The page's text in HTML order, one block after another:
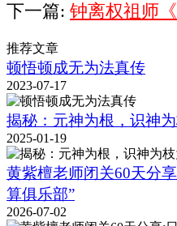
下一篇: 钟离权祖师
推荐文章
顿悟顿成无为法真传
2023-07-17
揭秘：元神为根，识神
2025-01-19
黄紫檀老师闭关60天分
算俱乐部”
2026-07-02